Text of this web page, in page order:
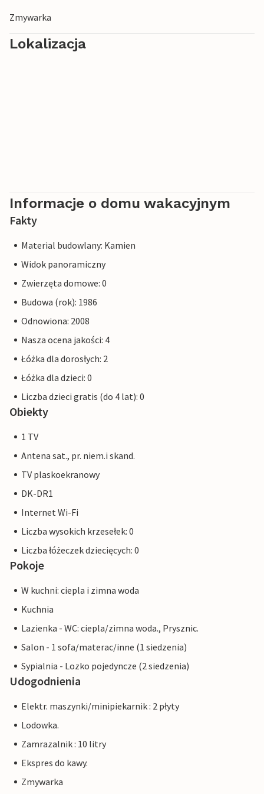
Zmywarka
Lokalizacja
Informacje o domu wakacyjnym
Fakty
Material budowlany: Kamien
Widok panoramiczny
Zwierzęta domowe: 0
Budowa (rok): 1986
Odnowiona: 2008
Nasza ocena jakości: 4
Łóżka dla dorosłych: 2
Łóżka dla dzieci: 0
Liczba dzieci gratis (do 4 lat): 0
Obiekty
1 TV
Antena sat., pr. niem.i skand.
TV plaskoekranowy
DK-DR1
Internet Wi-Fi
Liczba wysokich krzesełek: 0
Liczba łóżeczek dziecięcych: 0
Pokoje
W kuchni: ciepla i zimna woda
Kuchnia
Lazienka - WC: ciepla/zimna woda., Prysznic.
Salon - 1 sofa/materac/inne (1 siedzenia)
Sypialnia - Lozko pojedyncze (2 siedzenia)
Udogodnienia
Elektr. maszynki/minipiekarnik : 2 płyty
Lodowka.
Zamrazalnik : 10 litry
Ekspres do kawy.
Zmywarka